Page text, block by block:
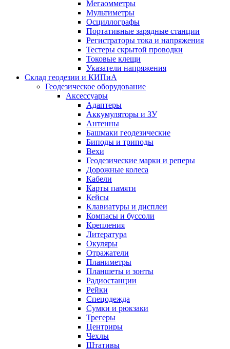
Мегаомметры
Мультиметры
Осциллографы
Портативные зарядные станции
Регистраторы тока и напряжения
Тестеры скрытой проводки
Токовые клещи
Указатели напряжения
Склад геодезии и КИПиА
Геодезическое оборудование
Аксессуары
Адаптеры
Аккумуляторы и ЗУ
Антенны
Башмаки геодезические
Биподы и триподы
Вехи
Геодезические марки и реперы
Дорожные колеса
Кабели
Карты памяти
Кейсы
Клавиатуры и дисплеи
Компасы и буссоли
Крепления
Литература
Окуляры
Отражатели
Планиметры
Планшеты и зонты
Радиостанции
Рейки
Спецодежда
Сумки и рюкзаки
Трегеры
Центриры
Чехлы
Штативы